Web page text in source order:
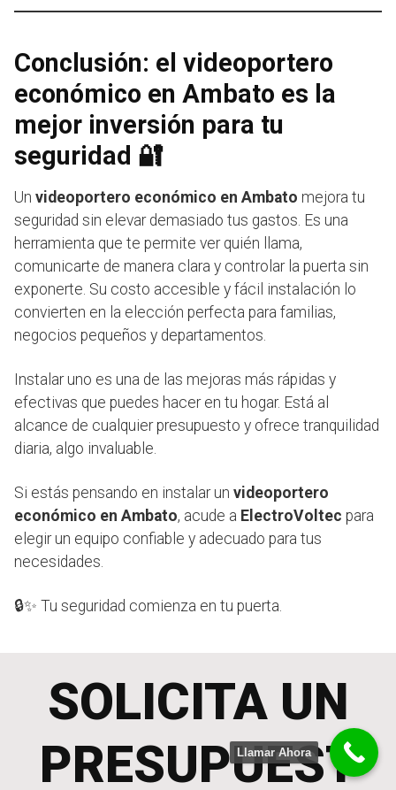
Conclusión: el videoportero
económico en Ambato es la
mejor inversión para tu
seguridad 🔐
Un videoportero económico en Ambato mejora tu
seguridad sin elevar demasiado tus gastos. Es una
herramienta que te permite ver quién llama,
comunicarte de manera clara y controlar la puerta sin
exponerte. Su costo accesible y fácil instalación lo
convierten en la elección perfecta para familias,
negocios pequeños y departamentos.
Instalar uno es una de las mejoras más rápidas y
efectivas que puedes hacer en tu hogar. Está al
alcance de cualquier presupuesto y ofrece tranquilidad
diaria, algo invaluable.
Si estás pensando en instalar un videoportero
económico en Ambato, acude a ElectroVoltec para
elegir un equipo confiable y adecuado para tus
necesidades.
🔒✨ Tu seguridad comienza en tu puerta.
SOLICITA UN
PRESUPUEST
Llamar Ahora